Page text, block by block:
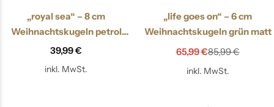
„royal sea“ – 8 cm
Weihnachtskugeln petrol
matt
39,99€
inkl. MwSt.
„life goes on“ – 6 cm
Weihnachtskugeln grün matt
85,99€
65,99€
inkl. MwSt.